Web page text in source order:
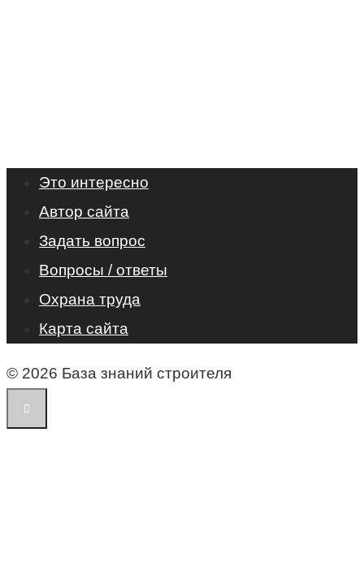
Это интересно
Автор сайта
Задать вопрос
Вопросы / ответы
Охрана труда
Карта сайта
© 2026 База знаний строителя